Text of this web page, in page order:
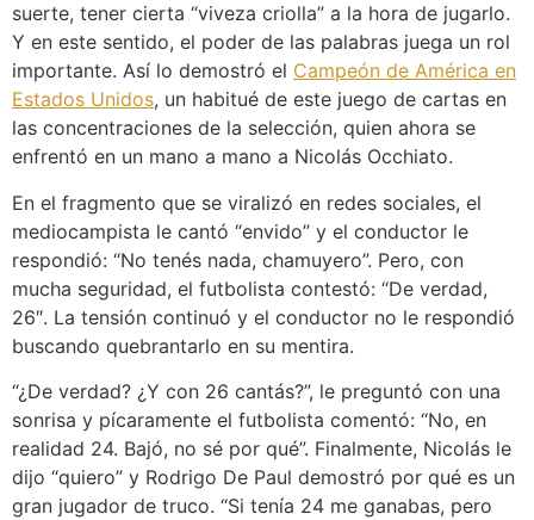
suerte, tener cierta “viveza criolla” a la hora de jugarlo.
Y en este sentido, el poder de las palabras juega un rol
importante. Así lo demostró el Campeón de América en
Estados Unidos, un habitué de este juego de cartas en
las concentraciones de la selección, quien ahora se
enfrentó en un mano a mano a Nicolás Occhiato.
En el fragmento que se viralizó en redes sociales, el
mediocampista le cantó “envido” y el conductor le
respondió: “No tenés nada, chamuyero”. Pero, con
mucha seguridad, el futbolista contestó: “De verdad,
26″. La tensión continuó y el conductor no le respondió
buscando quebrantarlo en su mentira.
“¿De verdad? ¿Y con 26 cantás?”, le preguntó con una
sonrisa y pícaramente el futbolista comentó: “No, en
realidad 24. Bajó, no sé por qué”. Finalmente, Nicolás le
dijo “quiero” y Rodrigo De Paul demostró por qué es un
gran jugador de truco. “Si tenía 24 me ganabas, pero